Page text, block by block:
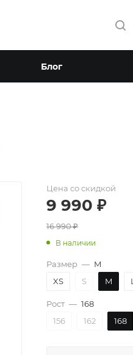
Блог
Цена со скидкой
9 990 ₽
16 990₽
В наличии
Размер — M
XS
S M L
Рост — 168
156
162 168